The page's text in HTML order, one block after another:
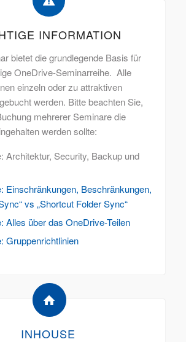
INFORMATION
bietet die grundlegende Basis für
OneDrive-Seminarreihe. Alle
einzeln oder zu attraktiven
werden. Bitte beachten Sie,
mehrerer Seminare die
werden sollte:
Architektur, Security, Backup und
Einschränkungen, Beschränkungen,
vs „Shortcut Folder Sync“
Alles über das OneDrive-Teilen
Gruppenrichtlinien
INHOUSE